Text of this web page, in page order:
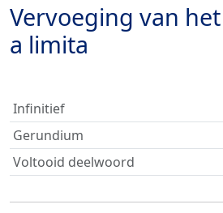
Vervoeging van
a limita
Infinitief
Gerundium
Voltooid deelwoord